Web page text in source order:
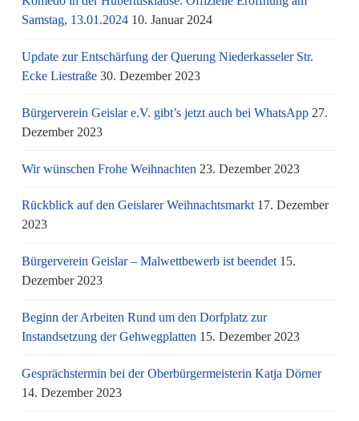
Samstag, 13.01.2024 10. Januar 2024
Update zur Entschärfung der Querung Niederkasseler Str.
Ecke Liestraße 30. Dezember 2023
Bürgerverein Geislar e.V. gibt’s jetzt auch bei WhatsApp 27.
Dezember 2023
Wir wünschen Frohe Weihnachten 23. Dezember 2023
Rückblick auf den Geislarer Weihnachtsmarkt 17. Dezember
2023
Bürgerverein Geislar – Malwettbewerb ist beendet 15.
Dezember 2023
Beginn der Arbeiten Rund um den Dorfplatz zur
Instandsetzung der Gehwegplatten 15. Dezember 2023
Gesprächstermin bei der Oberbürgermeisterin Katja Dörner
14. Dezember 2023